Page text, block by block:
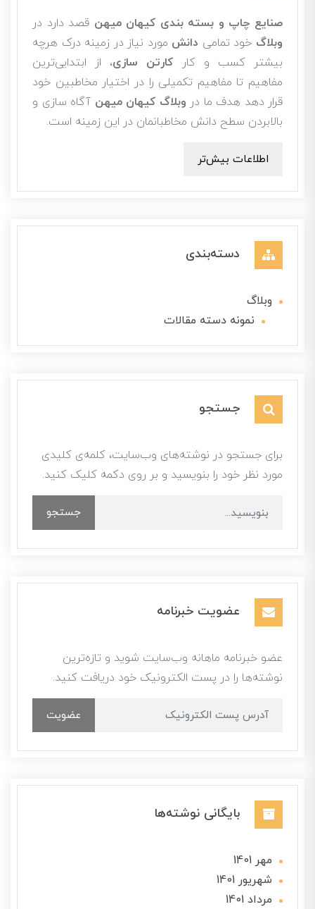
صنایع چاپ و بسته بندی کیهان میهن قصد دارد در
وبلاگ خود تمامی دانش مورد نیاز در زمینه درک هرچه
بیشتر کسب و کار کارتن سازی، از ابتدایی‌ترین
مفاهیم تا مفاهیم تکمیلی را در اختیار مخاطبین خود
قرار دهد هدف ما در وبلاگ کیهان میهن آگاه سازی و
بالابردن سطح دانش مخاطبانمان در این زمینه است.
اطلاعات بیش‌تر
دسته‌بندی
وبلاگ
نمونه دسته مقالات
جستجو
برای جستجو در نوشته‌های وب‌سایت، کلمه‌ی کلیدی
مورد نظر خود را بنویسید و بر روی دکمه کلیک کنید.
جستجو
عضویت خبرنامه
عضو خبرنامه ماهانه وب‌سایت شوید و تازه‌ترین
نوشته‌ها را در پست الکترونیک خود دریافت کنید.
عضویت
بایگانی نوشته‌ها
مهر 1401
شهریور 1401
مرداد 1401